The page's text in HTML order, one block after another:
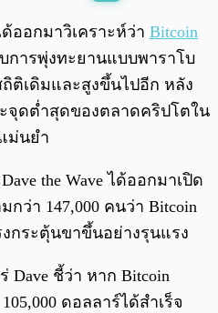
0:00
ออกมาวิเคราะห์ว่า Bitcoin
การพุ่งทะยานแบบพาราโบ
ติเดิมและสูงขึ้นไปอีก หลัง
จุดต่ำสุดของตลาดคริปโตใน
ม่นยำ
the Wave ได้ออกมาเปิด
ว่า 147,000 คนว่า Bitcoin
กระตุ้นขาขึ้นอย่างรุนแรง
Dave ชี้ว่า หาก Bitcoin
ดอลลาร์ได้สำเร็จ